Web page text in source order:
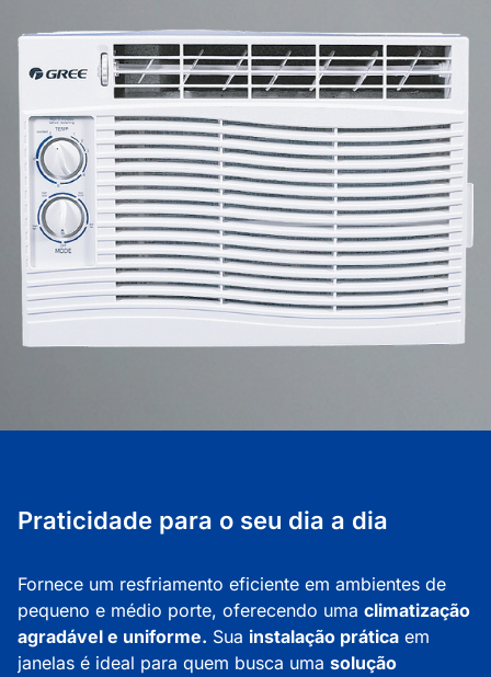
Praticidade para o seu dia a dia
Fornece um resfriamento eficiente em ambientes de
pequeno e médio porte, oferecendo uma climatização
agradável e uniforme. Sua instalação prática em
janelas é ideal para quem busca uma solução